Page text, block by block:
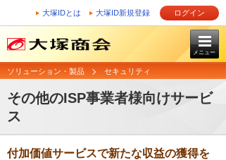
大塚IDとは 大塚ID新規登録 ログイン
メニュー
ソリューション・製品 セキュリティ
その他のISP事業者様向けサービ
ス
付加価値サービスで新たな収益の獲得を